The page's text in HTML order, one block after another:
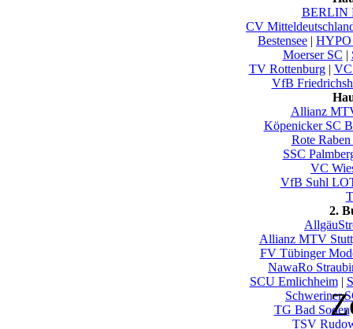
BERLIN
CV
Bestensee | HYPO
Moerser SC |
TV Rottenburg| VC
VfB
Allianz
Köpenicker SC
Rote
SSC
VC
VfB Suhl
2.
Allianz MTV
FV Tübinger
NawaRo
SCU Emlichheim|
TG Bad Soden
TSV